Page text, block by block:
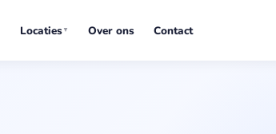
Locaties▼ Over ons Contact